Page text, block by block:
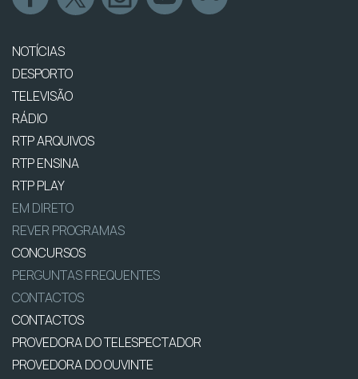
NOTÍCIAS
DESPORTO
TELEVISÃO
RÁDIO
RTP ARQUIVOS
RTP ENSINA
RTP PLAY
EM DIRETO
REVER PROGRAMAS
CONCURSOS
PERGUNTAS FREQUENTES
CONTACTOS
CONTACTOS
PROVEDORA DO TELESPECTADOR
PROVEDORA DO OUVINTE